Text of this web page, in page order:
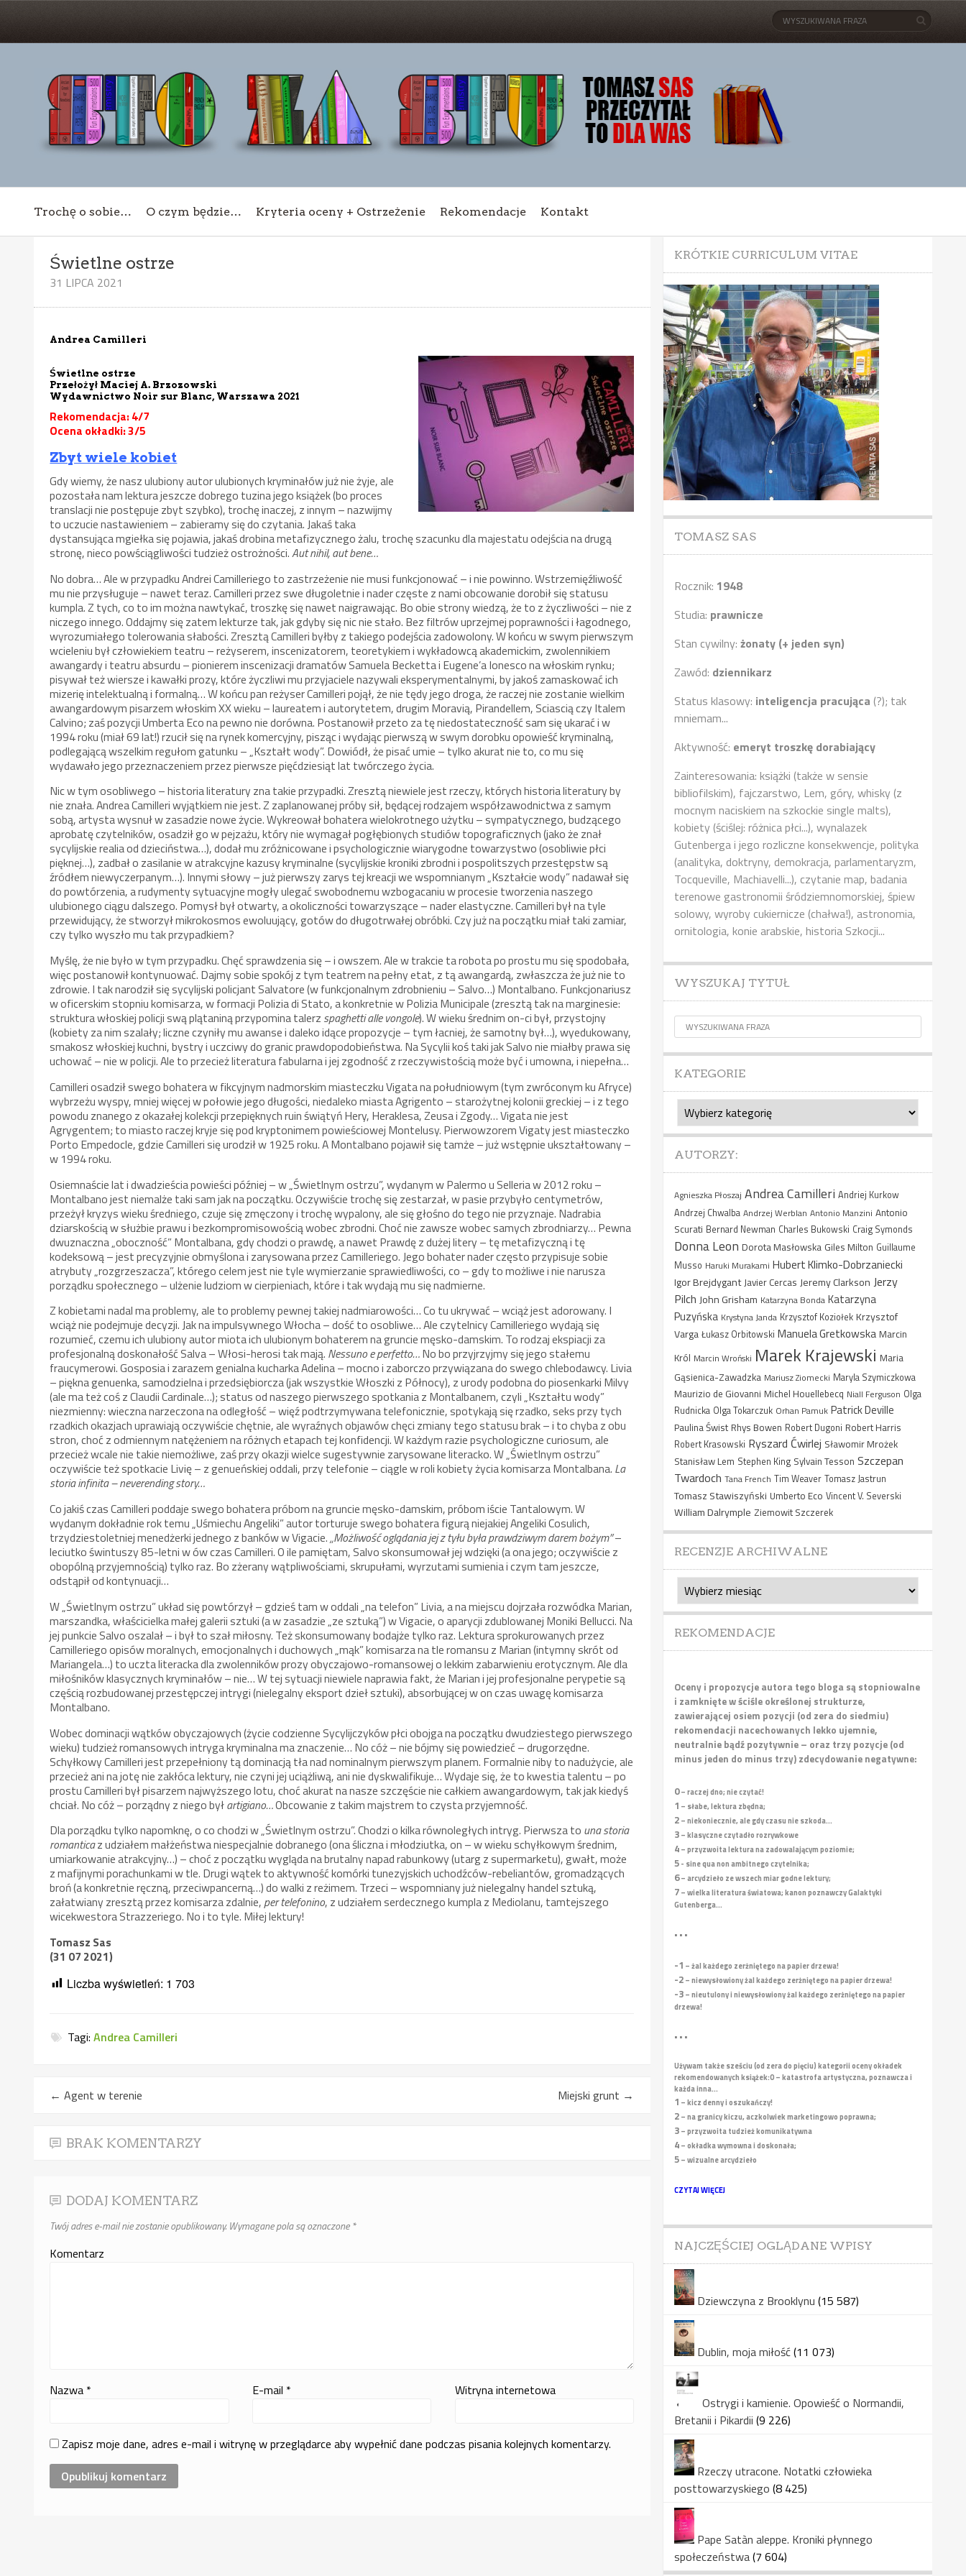
Trochę o sobie… O czym będzie… Kryteria oceny + Ostrzeżenie Rekomendacje Kontakt
Świetlne ostrze
31 LIPCA 2021
Andrea Camilleri
Świetlne ostrze
Przełożył Maciej A. Brzozowski
Wydawnictwo Noir sur Blanc, Warszawa 2021
Rekomendacja: 4/7
Ocena okładki: 3/5
Zbyt wiele kobiet
Gdy wiemy, że nasz ulubiony autor ulubionych kryminałów już nie żyje, ale
pozostała nam lektura jeszcze dobrego tuzina jego książek (bo proces
translacji nie postępuje zbyt szybko), trochę inaczej, z innym – nazwijmy
to uczucie nastawieniem – zabieramy się do czytania. Jakaś taka
dystansująca mgiełka się pojawia, jakaś drobina metafizycznego żalu, trochę szacunku dla majestatu odejścia na drugą
stronę, nieco powściągliwości tudzież ostrożności.Aut nihil, aut bene…
No dobra… Ale w przypadku Andrei Camilleriego to zastrzeżenie nie musi funkcjonować – i nie powinno. Wstrzemięźliwość
mu nie przysługuje – nawet teraz. Camilleri przez swe długoletnie i nader częste z nami obcowanie dorobił się statusu
kumpla. Z tych, co to im można nawtykać, troszkę się nawet naigrawając. Bo obie strony wiedzą, że to z życzliwości – nie z
niczego innego. Oddajmy się zatem lekturze tak, jak gdyby się nic nie stało. Bez filtrów uprzejmej poprawności i łagodnego,
wyrozumiałego tolerowania słabości. Zresztą Camilleri byłby z takiego podejścia zadowolony. W końcu w swym pierwszym
wcieleniu był człowiekiem teatru – reżyserem, inscenizatorem, teoretykiem i wykładowcą akademickim, zwolennikiem
awangardy i teatru absurdu – pionierem inscenizacji dramatów Samuela Becketta i Eugene’a Ionesco na włoskim rynku;
pisywał też wiersze i kawałki prozy, które życzliwi mu przyjaciele nazywali eksperymentalnymi, by jakoś zamaskować ich
mizerię intelektualną i formalną… W końcu pan reżyser Camilleri pojął, że nie tędy jego droga, że raczej nie zostanie wielkim
awangardowym pisarzem włoskim XX wieku – laureatem i autorytetem, drugim Moravią, Pirandellem, Sciascią czy Italem
Calvino; zaś pozycji Umberta Eco na pewno nie dorówna. Postanowił przeto za tę niedostateczność sam się ukarać i w
1994 roku (miał 69 lat!) rzucił się na rynek komercyjny, pisząc i wydając pierwszą w swym dorobku opowieść kryminalną,
podlegającą wszelkim regułom gatunku – „Kształt wody”. Dowiódł, że pisać umie – tylko akurat nie to, co mu się
wydawało jego przeznaczeniem przez pierwsze pięćdziesiąt lat twórczego życia.
Nic w tym osobliwego – historia literatury zna takie przypadki. Zresztą niewiele jest rzeczy, których historia literatury by
nie znała. Andrea Camilleri wyjątkiem nie jest. Z zaplanowanej próby sił, będącej rodzajem współzawodnictwa z samym
sobą, artysta wysnuł w zasadzie nowe życie. Wykreował bohatera wielokrotnego użytku – sympatycznego, budzącego
aprobatę czytelników, osadził go w pejzażu, który nie wymagał pogłębionych studiów topograficznych (jako że znał
sycylijskie realia od dzieciństwa…), dodał mu zróżnicowane i psychologicznie wiarygodne towarzystwo (osobliwie płci
pięknej…), zadbał o zasilanie w atrakcyjne kazusy kryminalne (sycylijskie kroniki zbrodni i pospolitszych przestępstw są
źródłem niewyczerpanym…). Innymi słowy – już pierwszy zarys tej kreacji we wspomnianym „Kształcie wody” nadawał się
do powtórzenia, a rudymenty sytuacyjne mogły ulegać swobodnemu wzbogacaniu w procesie tworzenia naszego
ulubionego ciągu dalszego. Pomysł był otwarty, a okoliczności towarzyszące – nader elastyczne. Camilleri był na tyle
przewidujący, że stworzył mikrokosmos ewoluujący, gotów do długotrwałej obróbki. Czy już na początku miał taki zamiar,
czy tylko wyszło mu tak przypadkiem?
Myślę, że nie było w tym przypadku. Chęć sprawdzenia się – i owszem. Ale w trakcie ta robota po prostu mu się spodobała,
więc postanowił kontynuować. Dajmy sobie spokój z tym teatrem na pełny etat, z tą awangardą, zwłaszcza że już nie to
zdrowie. I tak narodził się sycylijski policjant Salvatore (w funkcjonalnym zdrobnieniu – Salvo…) Montalbano. Funkcjonariusz
w oficerskim stopniu komisarza, w formacji Polizia di Stato, a konkretnie w Polizia Municipale (zresztą tak na marginesie:
struktura włoskiej policji swą plątaniną przypomina talerz spaghetti alle vongole). W wieku średnim on-ci był, przystojny
(kobiety za nim szalały; liczne czyniły mu awanse i daleko idące propozycje – tym łacniej, że samotny był…), wyedukowany,
smakosz włoskiej kuchni, bystry i uczciwy do granic prawdopodobieństwa. Na Sycylii koś taki jak Salvo nie miałby prawa się
uchować – nie w policji. Ale to przecież literatura fabularna i jej zgodność z rzeczywistością może być i umowna, i niepełna…
Camilleri osadził swego bohatera w fikcyjnym nadmorskim miasteczku Vigata na południowym (tym zwróconym ku Afryce)
wybrzeżu wyspy, mniej więcej w połowie jego długości, niedaleko miasta Agrigento – starożytnej kolonii greckiej – i z tego
powodu znanego z okazałej kolekcji przepięknych ruin świątyń Hery, Heraklesa, Zeusa i Zgody… Vigata nie jest
Agrygentem; to miasto raczej kryje się pod kryptonimem powieściowej Montelusy. Pierwowzorem Vigaty jest miasteczko
Porto Empedocle, gdzie Camilleri się urodził w 1925 roku. A Montalbano pojawił się tamże – już wstępnie ukształtowany –
w 1994 roku.
Osiemnaście lat i dwadzieścia powieści później – w „Świetlnym ostrzu”, wydanym w Palermo u Selleria w 2012 roku –
Montalbano jest niemalże taki sam jak na początku. Oczywiście trochę się zestarzał, w pasie przybyło centymetrów,
przeżył kryzys wieku średniego, czuje się zmęczony i trochę wypalony, ale się głośno do tego nie przyznaje. Nadrabia
dziarskością w służbie prawu i bezkompromisowością wobec zbrodni. Choć nie zawsze wobec samych zbrodniarzy… Pewna
dwuznaczna „oboczność” Montalbana, gdy chodzi o prawdę, a nawet Prawdę z dużej litery – tę metafizyczną i tę
kodeksową – jest precyzyjnie obmyślona i zarysowana przez Camilleriego. Jego bohater nader często przypisuje sobie
atrybuty „rozgrzeszacza”, którego celem jest nie tyle wymierzanie sprawiedliwości, co – gdy to możliwe i nie narusza
porządku społecznego – ulżenie ludziom w cierpieniach, które i tak wydają mu się nadmierne.
Z kobietami nadal ma problemy, ale to problemy pewnej takiej nadmiarowości… Co tu ukrywać – wciąż jest adorowany. I
wciąż nie podejmuje decyzji. Jak na impulsywnego Włocha – dość to osobliwe… Ale czytelnicy Camilleriego wydają się
rozumieć, czemu ich ulubiony autor miota ich ulubionym bohaterem na gruncie męsko-damskim. To rodzaj ekspiacji za
profesjonalną doskonałość Salva – Włosi-herosi tak mają. Nessuno e perfetto…No bo przyjrzyjmy się jego stałemu
fraucymerowi. Gosposia i zarazem genialna kucharka Adelina – mocno i zaborczo przywiązana do swego chlebodawcy. Livia
– piękna genuenka, samodzielna i przedsiębiorcza (jak wszystkie Włoszki z Północy), z urody podobna do piosenkarki Milvy
(ale ma też coś z Claudii Cardinale…); status od naszego pierwszego spotkania z Montalbanem, czyli „Kształtu wody”
niezmienny: wieczna narzeczona na odległość – więź podtrzymywana telefonicznie, spotykają się rzadko, seks przy tych
rzadkich okazjach uprawiają oczywiście chętnie, ale wyraźnych objawów chęci zmiany tego statusu brak – i to chyba z obu
stron, choć z odmiennym natężeniem na różnych etapach tej konfidencji. W każdym razie psychologiczne curiosum, ale
przecież wcale nie takie niemożliwe, zaś przy okazji wielce sugestywnie zarysowane literacko. W „Świetlnym ostrzu”
oczywiście też spotkacie Livię – z genueńskiej oddali, przy telefonie – ciągle w roli kobiety życia komisarza Montalbana. La
storia infinita – neverending story…
Co jakiś czas Camilleri poddaje swego bohatera próbom na gruncie męsko-damskim, próbom iście Tantalowym. W
wydanym dokładnie rok temu „Uśmiechu Angeliki” autor torturuje swego bohatera figurą niejakiej Angeliki Cosulich,
trzydziestoletniej menedżerki jednego z banków w Vigacie.„Możliwość oglądania jej z tyłu była prawdziwym darem bożym”–
leciutko świntuszy 85-letni w ów czas Camilleri. O ile pamiętam, Salvo skonsumował jej wdzięki (a ona jego; oczywiście z
obopólną przyjemnością) tylko raz. Bo zżerany wątpliwościami, skrupułami, wyrzutami sumienia i czym tam jeszcze,
odstąpił od kontynuacji…
W „Świetlnym ostrzu” układ się powtórzył – gdzieś tam w oddali „na telefon” Livia, a na miejscu dojrzała rozwódka Marian,
marszandka, właścicielka małej galerii sztuki (a w zasadzie „ze sztuką”) w Vigacie, o aparycji zdublowanej Moniki Bellucci. Na
jej punkcie Salvo oszalał – i był to szał miłosny. Też skonsumowany bodajże tylko raz. Lektura sprokurowanych przez
Camilleriego opisów moralnych, emocjonalnych i duchowych „mąk” komisarza na tle romansu z Marian (intymny skrót od
Mariangela…) to uczta literacka dla zwolenników prozy obyczajowo-romansowej o lekkim zabarwieniu erotycznym. Ale dla
miłośników klasycznych kryminałów – nie… W tej sytuacji niewiele naprawia fakt, że Marian i jej profesjonalne perypetie są
częścią rozbudowanej przestępczej intrygi (nielegalny eksport dzieł sztuki), absorbującej w on czas uwagę komisarza
Montalbano.
Wobec dominacji wątków obyczajowych (życie codzienne Sycylijczyków płci obojga na początku dwudziestego pierwszego
wieku) tudzież romansowych intryga kryminalna ma znaczenie… No cóż – nie bójmy się powiedzieć – drugorzędne.
Schyłkowy Camilleri jest przepełniony tą dominacją tła nad nominalnym pierwszym planem. Formalnie niby to nadużycie, ale
przecież ani na jotę nie zakłóca lektury, nie czyni jej uciążliwą, ani nie dyskwalifikuje… Wydaje się, że to kwestia talentu – po
prostu Camilleri był pisarzem najwyższego lotu, choć akurat na nasze szczęście nie całkiem awangardowym, tak jak kiedyś
chciał. No cóż – porządny z niego byłartigiano…Obcowanie z takim majstrem to czysta przyjemność.
Dla porządku tylko napomknę, o co chodzi w „Świetlnym ostrzu”. Chodzi o kilka równoległych intryg. Pierwsza to una storia
romanticaz udziałem małżeństwa niespecjalnie dobranego (ona śliczna i młodziutka, on – w wieku schyłkowym średnim,
umiarkowanie atrakcyjny…) – choć z początku wygląda na brutalny napad rabunkowy (utarg z supermarketu), gwałt, może
z mafijnymi porachunkami w tle. Drugi wątek to aktywność komórki tunezyjskich uchodźców-rebeliantów, gromadzących
broń (a konkretnie ręczną, przeciwpancerną…) do walki z reżimem. Trzeci – wspomniany już nielegalny handel sztuką,
załatwiany zresztą przez komisarza zdalnie,per telefonino, z udziałem serdecznego kumpla z Mediolanu, tamtejszego
wicekwestora Strazzeriego. No i to tyle. Miłej lektury!
Tomasz Sas
(31 07 2021)
Liczba wyświetleń: 1 703
Tagi:Andrea Camilleri
← Agent w terenie Miejski grunt →
BRAK KOMENTARZY
DODAJ KOMENTARZ
Twój adres e-mail nie zostanie opublikowany.Wymagane pola są oznaczone*
Komentarz
Nazwa * E-mail * Witryna internetowa
Zapisz moje dane, adres e-mail i witrynę w przeglądarce aby wypełnić dane podczas pisania kolejnych komentarzy.
KRÓTKIE CURRICULUM VITAE
TOMASZ SAS
Rocznik: 1948
Studia: prawnicze
Stan cywilny: żonaty (+ jeden syn)
Zawód: dziennikarz
Status klasowy: inteligencja pracująca (?); tak
mniemam...
Aktywność: emeryt troszkę dorabiający
Zainteresowania: książki (także w sensie
bibliofilskim), fajczarstwo, Lem, góry, whisky (z
mocnym naciskiem na szkockie single malts),
kobiety (ściślej: różnica płci...), wynalazek
Gutenberga i jego rozliczne konsekwencje, polityka
(analityka, doktryny, demokracja, parlamentaryzm,
Tocqueville, Machiavelli...), czytanie map, badania
terenowe gastronomii śródziemnomorskiej, śpiew
solowy, wyroby cukiernicze (chałwa!), astronomia,
ornitologia, konie arabskie, historia Szkocji...
WYSZUKAJ TYTUŁ
KATEGORIE
Kategorie
AUTORZY:
Agnieszka Płoszaj Andrea Camilleri Andriej Kurkow
Andrzej Chwalba Andrzej Werblan Antonio Manzini Antonio
Scurati Bernard Newman Charles Bukowski Craig Symonds
Donna Leon Dorota Masłowska Giles Milton Guillaume
Musso Haruki Murakami Hubert Klimko-Dobrzaniecki
Igor Brejdygant Javier Cercas Jeremy Clarkson Jerzy
Pilch John Grisham Katarzyna Bonda Katarzyna
Puzyńska Krystyna Janda Krzysztof Koziołek Krzysztof
Varga Łukasz Orbitowski Manuela Gretkowska Marcin
Król Marcin Wroński Marek Krajewski Maria
Gąsienica-Zawadzka Mariusz Ziomecki Maryla Szymiczkowa
Maurizio de Giovanni Michel Houellebecq Niall Ferguson Olga
Rudnicka Olga Tokarczuk Orhan Pamuk Patrick Deville
Paulina Świst Rhys Bowen Robert Dugoni Robert Harris
Robert Krasowski Ryszard Ćwirlej Sławomir Mrożek
Stanisław Lem Stephen King Sylvain Tesson Szczepan
Twardoch Tana French Tim Weaver Tomasz Jastrun
Tomasz Stawiszyński Umberto Eco Vincent V. Severski
William Dalrymple Ziemowit Szczerek
RECENZJE ARCHIWALNE
Recenzje
archiwalne
REKOMENDACJE
Oceny i propozycje autora tego bloga są stopniowalne
i zamknięte w ściśle określonej strukturze,
zawierającej osiem pozycji (od zera do siedmiu)
rekomendacji nacechowanych lekko ujemnie,
neutralnie bądź pozytywnie – oraz trzy pozycje (od
minus jeden do minus trzy) zdecydowanie negatywne:
0– raczej dno; nie czytać!
1 – słabe, lektura zbędna;
2– niekoniecznie, ale gdy czasu nie szkoda...
3– klasyczne czytadło rozrywkowe
4– przyzwoita lektura na zadowalającym poziomie;
5- sine qua non ambitnego czytelnika;
6– arcydzieło ze wszech miar godne lektury;
7– wielka literatura światowa; kanon poznawczy Galaktyki
Gutenberga...
• • •
-1 – żal każdego zerżniętego na papier drzewa!
-2– niewysłowiony żal każdego zerżniętego na papier drzewa!
-3– nieutulony i niewysłowiony żal każdego zerżniętego na papier
drzewa!
• • •
Używam także sześciu (od zera do pięciu) kategorii oceny okładek
rekomendowanych książek:0 – katastrofa artystyczna, poznawcza i
każda inna...
1 – kicz denny i oszukańczy!
2– na granicy kiczu, aczkolwiek marketingowo poprawna;
3– przyzwoita tudzież komunikatywna
4– okładka wymowna i doskonała;
5– wizualne arcydzieło
CZYTAJ WIĘCEJ
NAJCZĘŚCIEJ OGLĄDANE WPISY
Dziewczyna z Brooklynu (15 587)
Dublin, moja miłość(11 073)
Ostrygi i kamienie. Opowieść o Normandii,
Bretanii i Pikardii (9 226)
Rzeczy utracone. Notatki człowieka
posttowarzyskiego (8 425)
Pape Satàn aleppe. Kroniki płynnego
społeczeństwa(7 604)